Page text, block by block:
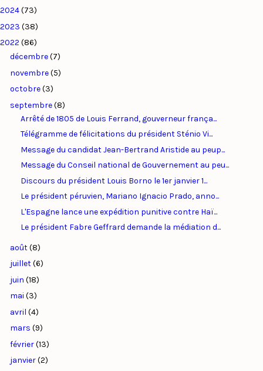
2024(73)
2023 (38)
2022 (86)
décembre(7)
novembre(5)
octobre(3)
septembre(8)
Arrêté de 1805 de Louis Ferrand, gouverneur frança...
Télégramme de félicitations du président Sténio Vi...
Message du candidat Jean-Bertrand Aristide au peup...
Message du Conseil national de Gouvernement au peu...
Discours du président Louis Borno le 1er janvier 1...
Le président péruvien, Mariano Ignacio Prado, anno...
L'Espagne lance une expédition punitive contre Haï...
Le président Fabre Geffrard demande la médiation d...
août(8)
juillet(6)
juin (18)
mai (3)
avril (4)
mars (9)
février(13)
janvier(2)